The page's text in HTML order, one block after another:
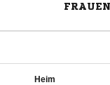
Heim